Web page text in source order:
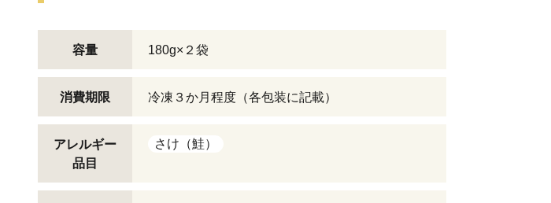
容量 180g×２袋
消費期限 冷凍３か月程度（各包装に記載）
アレルギー
品目
さけ（鮭）